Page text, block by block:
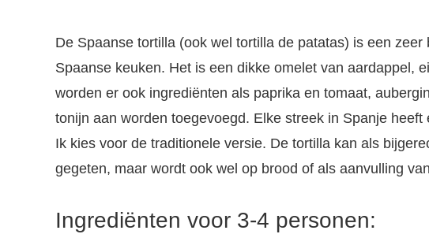
De Spaanse tortilla (ook wel tortilla de patatas) is een zeer
Spaanse keuken. Het is een dikke omelet van aardappel,
worden er ook ingrediënten als paprika en tomaat,
tonijn aan worden toegevoegd. Elke streek in Spanje heeft
Ik kies voor de traditionele versie. De tortilla kan als
gegeten, maar wordt ook wel op brood of als aanvulling
Ingrediënten voor 3-4 personen: